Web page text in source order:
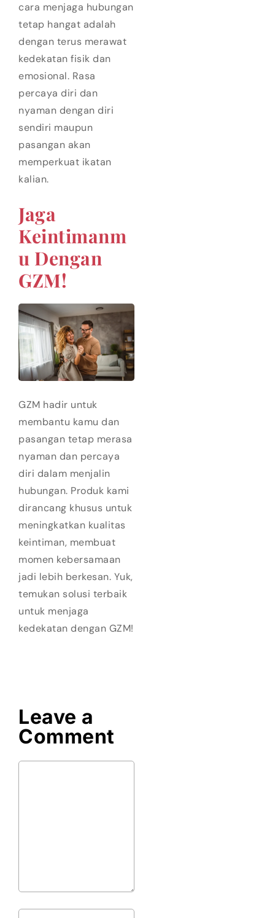
cara menjaga hubungan
tetap hangat adalah
dengan terus merawat
kedekatan fisik dan
emosional. Rasa
percaya diri dan
nyaman dengan diri
sendiri maupun
pasangan akan
memperkuat ikatan
kalian.
Jaga
Keintimanm
U Dengan
GZM!
GZM hadir untuk
membantu kamu dan
pasangan tetap merasa
nyaman dan percaya
diri dalam menjalin
hubungan. Produk kami
dirancang khusus untuk
meningkatkan kualitas
keintiman, membuat
momen kebersamaan
jadi lebih berkesan. Yuk,
temukan solusi terbaik
untuk menjaga
kedekatan dengan GZM!
Leave a
Comment